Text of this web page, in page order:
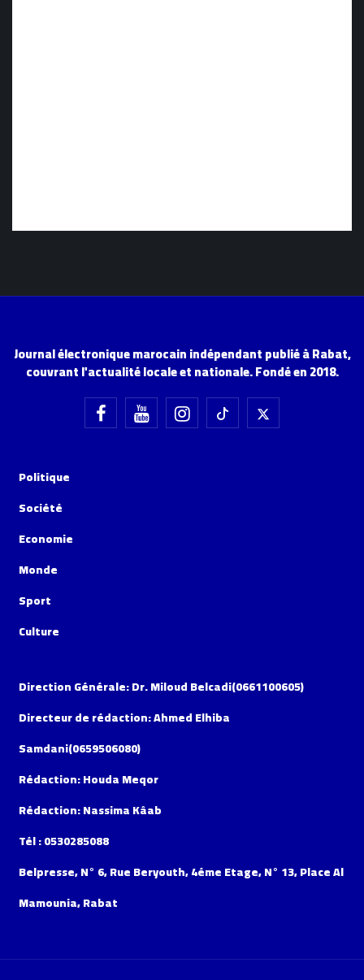
Journal électronique marocain indépendant publié à Rabat,
couvrant l'actualité locale et nationale. Fondé en 2018.
Politique
Société
Economie
Monde
Sport
Culture
Direction Générale: Dr. Miloud Belcadi(0661100605)
Directeur de rédaction: Ahmed Elhiba
Samdani(0659506080)
Rédaction: Houda Meqor
Rédaction: Nassima Kâab
Tél : 0530285088
Belpresse, N° 6, Rue Beryouth, 4éme Etage, N° 13, Place Al
Mamounia, Rabat